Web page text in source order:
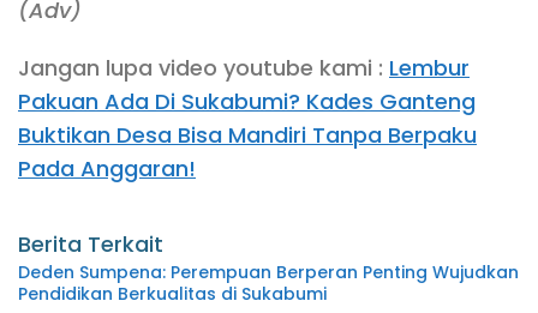
(Adv)
Jangan lupa video youtube kami : Lembur
Pakuan Ada Di Sukabumi? Kades Ganteng
Buktikan Desa Bisa Mandiri Tanpa Berpaku
Pada Anggaran!
Berita Terkait
Deden Sumpena: Perempuan Berperan Penting Wujudkan
Pendidikan Berkualitas di Sukabumi